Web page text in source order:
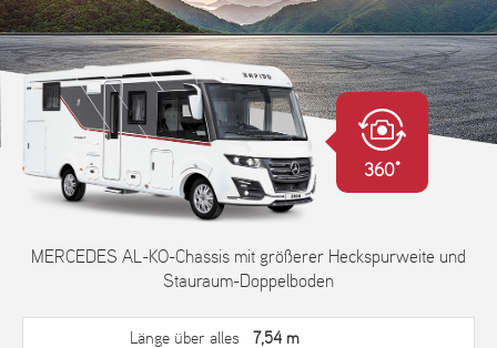
360°
MERCEDES AL-KO-Chassis mit größerer Heckspurweite und
Stauraum-Doppelboden
Länge über alles 7,54 m